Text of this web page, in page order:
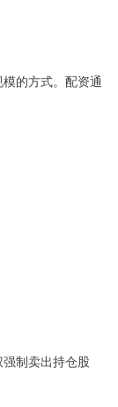
的方式。配资通
制卖出持仓股